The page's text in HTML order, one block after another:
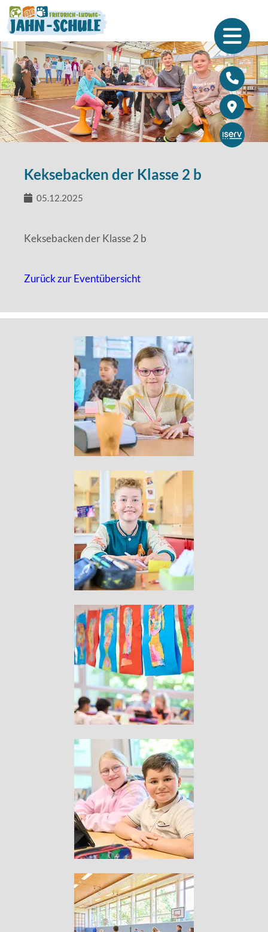
Keksebacken der Klasse 2 b
05.12.2025
Keksebacken der Klasse 2 b
Zurück zur Eventübersicht
Menschen
Kinder
Eltern
Team
Schulsozialarbeit
Wir als Arbeitgeber
Schulleben
Aktuelles
Bärenpost
Forum
Schulprojekte
Sportfreundliche Schule